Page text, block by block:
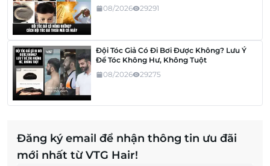
08/2026
29291
Đội Tóc Giả Có Đi Bơi Được Không? Lưu Ý
Để Tóc Không Hư, Không Tuột
08/2026
29275
Đăng ký email để nhận thông tin ưu đãi
mới nhất từ VTG Hair!